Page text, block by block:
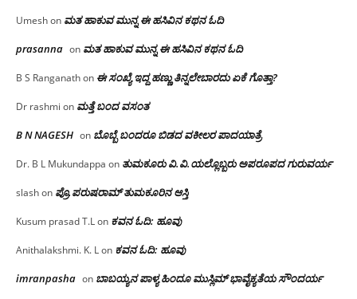
Umeshon ಮತ ಹಾಕುವ ಮುನ್ನ ಈ ಹಸಿವಿನ ಕಥನ ಓದಿ
prasanna on ಮತ ಹಾಕುವ ಮುನ್ನ ಈ ಹಸಿವಿನ ಕಥನ ಓದಿ
B S Ranganathon ಈ ಸಂಖ್ಯೆ ಇದ್ದ ಹಣ್ಣು ತಿನ್ನಲೇಬಾರದು ಏಕೆ ಗೊತ್ತಾ?
Dr rashmi on ಮತ್ತೆ ಬಂದ ವಸಂತ
B N NAGESH on ಬೊಬ್ಬೆ ಬಂದರೂ ಬಿಡದ ವಕೀಲರ ಪಾದಯಾತ್ರೆ
Dr. B L Mukundappa on ತುಮಕೂರು‌ ವಿ.ವಿ.ಯಲ್ಲೊಬ್ಬರು ಅಪರೂಪದ ಗುರುವರ್ಯ
slashon ಪ್ರೊ.ಪರುಷರಾಮ್ ತುಮಕೂರಿನ ಆಸ್ತಿ
Kusum prasad T.Lon ಕವನ ಓದಿ: ಹೂವು
Anithalakshmi. K. Lon ಕವನ ಓದಿ: ಹೂವು
imranpasha on ಬಾಬಯ್ಯನ ಪಾಳ್ಯ ಹಿಂದೂ ಮುಸ್ಲಿಮ್ ಭಾವೈಕ್ಯತೆಯ ಸೌಂದರ್ಯ